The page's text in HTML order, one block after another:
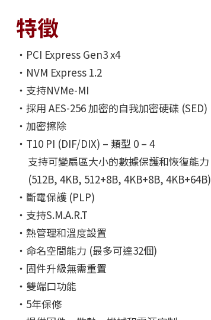
特徵
‧PCI Express Gen3 x4
‧NVM Express 1.2
‧支持NVMe-MI
‧採用 AES-256 加密的自我加密硬碟 (SED)
‧加密擦除
‧T10 PI (DIF/DIX) – 類型 0 – 4
支持可變扇區大小的數據保護和恢復能力
(512B, 4KB, 512+8B, 4KB+8B, 4KB+64B)
‧斷電保護 (PLP)
‧支持S.M.A.R.T
‧熱管理和溫度設置
‧命名空間能力 (最多可達32個)
‧固件升級無需重置
‧雙端口功能
‧5年保修